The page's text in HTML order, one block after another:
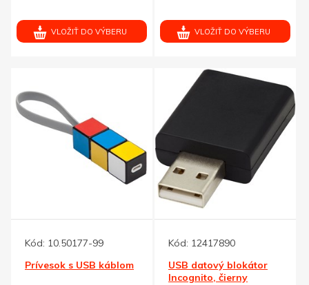
VLOŽIŤ DO VÝBERU VLOŽIŤ DO VÝBERU
Kód: 10.50177-99
Prívesok s USB káblom
Kód: 12417890
USB datový blokátor
Incognito, čierny